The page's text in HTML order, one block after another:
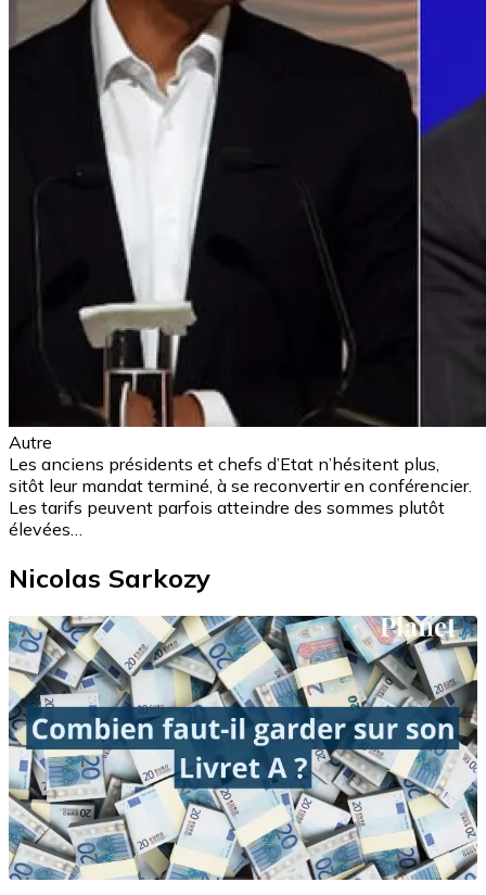
Autre
Les anciens présidents et chefs d’Etat n’hésitent plus,
sitôt leur mandat terminé, à se reconvertir en conférencier.
Les tarifs peuvent parfois atteindre des sommes plutôt
élevées…
Nicolas Sarkozy